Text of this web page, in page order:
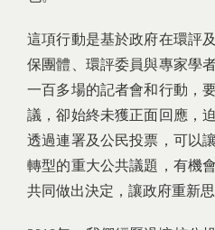
這項行動是基於政府在環評
保團體、環評委員與專家學
一百多場的記者會和行動，
議，卻始終未獲正面回應，
透過連署及公民投票，可以
轉型的重大公共議題，有機
共同做出決定，讓政府重新思